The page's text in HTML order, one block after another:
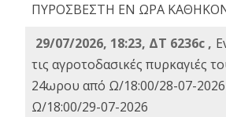
ΠΥΡΟΣΒΕΣΤΗ ΕΝ ΩΡΑ
29/07/2026, 18:23, ΔΤ 6236c ,
τις αγροτοδασικές πυρκαγιές
24ωρου από Ω/18:00/28-07-
Ω/18:00/29-07-2026